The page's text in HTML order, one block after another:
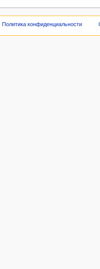
Политика конфиденциальности